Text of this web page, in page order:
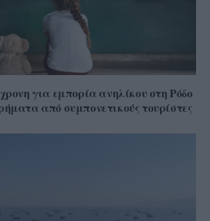
για εμπορία ανηλίκου στη Ρόδο
από συμπονετικούς τουρίστες